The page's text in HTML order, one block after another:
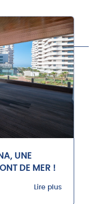
UNE
DE MER !
Lire plus